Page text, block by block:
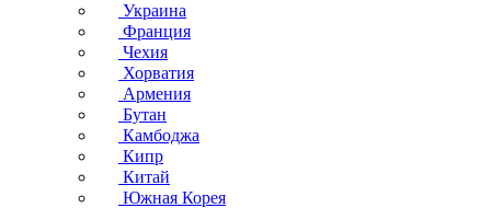
Украина
Франция
Чехия
Хорватия
Армения
Бутан
Камбоджа
Кипр
Китай
Южная Корея